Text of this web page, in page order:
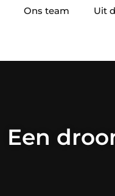
Ons team Uit
Een